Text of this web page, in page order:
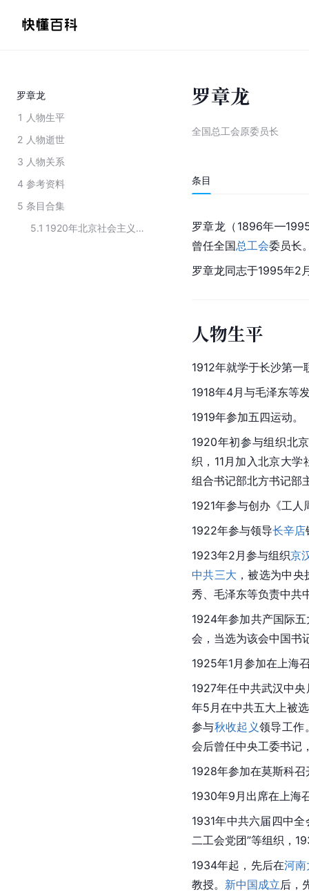
罗章龙
1 人物生平
2 人物逝世
3 人物关系
4 参考资料
5 条目合集
5.1
1920年北京社会主义青年团成立会议出席成员
罗章龙
全国总工会原委员长
条目
罗章龙（1896年
曾任全国总工会委员长
罗章龙同志于1995年2
人物生平
1912年就学于长沙第一
1918年4月与毛泽东等
1919年参加五四运动。
1920年初参与组织北
织，11月加入北京大
组合书记部北方书记部
1921年参与创办《工人
1922年参与领导长辛店
1923年2月参与组织京
中共三大 ，被选为中
秀、毛泽东等负责中共
1924年参加共产国际
会，当选为该会中国书
1925年1月参加在上海
1927年任中共武汉中
年5月在中共五大上被
参与秋收起义领导工作
会后曾任中央工委书记
1928年参加在莫斯科
1930年9月出席在上海
1931年中共六届四中全
二工会党团”等组织，
1934年起，先后在河
教授。 新中国成立后，